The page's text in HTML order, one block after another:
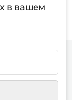
в вашем